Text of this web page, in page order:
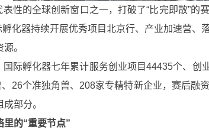
的全球创新窗口之一，打破了“比完即散”的
化器持续开展优秀项目北京行、产业加速营、
。
孵化器七年累计服务创业项目44435个、创
26个准独角兽、208家专精特新企业，赛后融
部分。
里的“重要节点”